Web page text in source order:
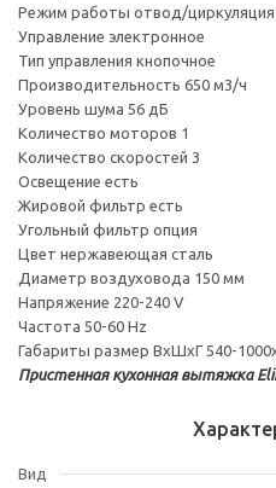
Режим работы отвод/циркуляция
Управление электронное
Тип управления кнопочное
Производительность 650 м3/ч
Уровень шума 56 дБ
Количество моторов 1
Количество скоростей 3
Освещение есть
Жировой фильтр есть
Угольный фильтр опция
Цвет нержавеющая сталь
Диаметр воздуховода 150 мм
Напряжение 220-240 V
Частота 50-60 Hz
Габариты размер ВхШхГ 540-
Пристенная кухонная вытяжка
Вид